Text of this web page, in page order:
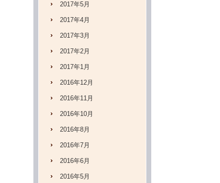
2017年5月
2017年4月
2017年3月
2017年2月
2017年1月
2016年12月
2016年11月
2016年10月
2016年8月
2016年7月
2016年6月
2016年5月